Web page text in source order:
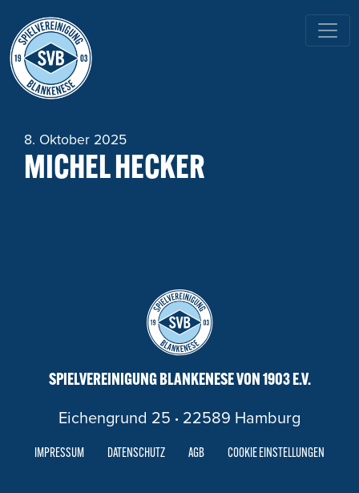
HAUPTNAVIGATION
8. Oktober 2025
MICHEL HECKER
SPIELVEREINIGUNG BLANKENESE VON 1903 E.V.
Eichengrund 25 · 22589 Hamburg
IMPRESSUM DATENSCHUTZ AGB COOKIE EINSTELLUNGEN